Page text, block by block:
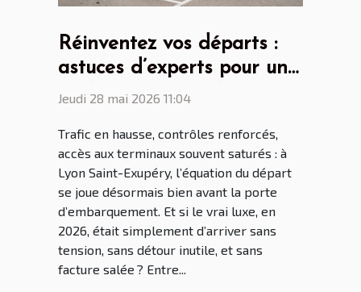
Réinventez vos départs :
astuces d’experts pour un
parking aéroport lyon saint
Jeudi 28 mai 2026 11:04
Trafic en hausse, contrôles renforcés,
accès aux terminaux souvent saturés : à
Lyon Saint-Exupéry, l’équation du départ
se joue désormais bien avant la porte
d’embarquement. Et si le vrai luxe, en
2026, était simplement d’arriver sans
tension, sans détour inutile, et sans
facture salée ? Entre...